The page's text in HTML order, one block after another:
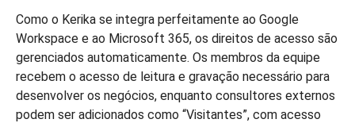
Como o Kerika se integra perfeitamente ao Google
Workspace e ao Microsoft 365, os direitos de acesso são
gerenciados automaticamente. Os membros da equipe
recebem o acesso de leitura e gravação necessário para
desenvolver os negócios, enquanto consultores externos
podem ser adicionados como “Visitantes”, com acesso